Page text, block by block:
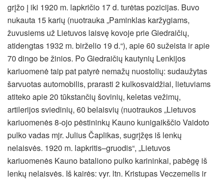
grįžo į iki 1920 m. lapkričio 17 d. turėtas pozicijas. Buvo
nukauta 15 karių (nuotrauka „Paminklas karžygiams,
žuvusiems už Lietuvos laisvę kovoje prie Giedraičių,
atidengtas 1932 m. birželio 19 d.“), apie 60 sužeista ir apie
70 dingo be žinios. Po Giedraičių kautynių Lenkijos
kariuomenė taip pat patyrė nemažų nuostolių: sudaužytas
šarvuotas automobilis, prarasti 2 kulkosvaidžiai, lietuviams
atiteko apie 20 tūkstančių šovinių, keletas vežimų,
artilerijos sviedinių, 60 belaisvių (nuotraukos „Lietuvos
kariuomenės 8-ojo pėstininkų Kauno kunigaikščio Vaidoto
pulko vadas mjr. Julius Čaplikas, sugrįžęs iš lenkų
nelaisvės. 1920 m. lapkritis–gruodis“, „Lietuvos
kariuomenės Kauno bataliono pulko karininkai, pabėgę iš
lenkų nelaisvės. Iš kairės: vyr. ltn. Kristupas Veczemelis ir